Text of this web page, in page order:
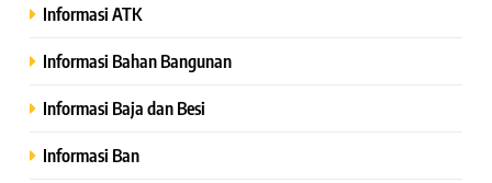
Informasi ATK
Informasi Bahan Bangunan
Informasi Baja dan Besi
Informasi Ban